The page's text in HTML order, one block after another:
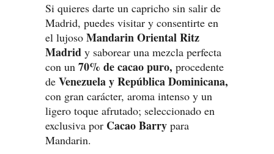
Si quieres darte un capricho sin salir de
Madrid, puedes visitar y consentirte en
el lujoso Mandarin Oriental Ritz
Madrid y saborear una mezcla perfecta
con un 70% de cacao puro, procedente
de Venezuela y República Dominicana,
con gran carácter, aroma intenso y un
ligero toque afrutado; seleccionado en
exclusiva por Cacao Barry para
Mandarin.